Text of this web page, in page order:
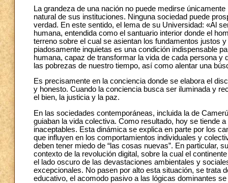
La grandeza de una nación no puede medirse
natural de sus instituciones. Ninguna sociedad puede
verdad. En este sentido, el lema de su Universidad: «Al
humana, entendida como el santuario interior donde el
terreno sobre el cual se asientan los fundamentos justos
piadosamente inquietas es una condición indispensable
humana, capaz de transformar la vida de cada persona
las pobrezas de nuestro tiempo, así como alentar una
Es precisamente en la conciencia donde se elabora el
y honesto. Cuando la conciencia busca ser iluminada y
el bien, la justicia y la paz.
En las sociedades contemporáneas, incluida la de
guiaban la vida colectiva. Como resultado, hoy se tiende
inaceptables. Esta dinámica se explica en parte por los
que influyen en los comportamientos individuales y
deben tener miedo de “las cosas nuevas”. En particular,
contexto de la revolución digital, sobre la cual el
el lado oscuro de las devastaciones ambientales y
excepcionales. No pasen por alto esta situación, se trata
educativo, el acomodo pasivo a las lógicas dominantes